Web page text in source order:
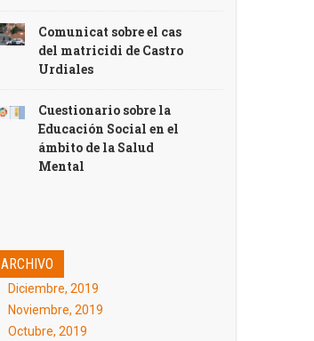
Comunicat sobre el cas
del matricidi de Castro
Urdiales
Cuestionario sobre la
Educación Social en el
ámbito de la Salud
Mental
ARCHIVO
Diciembre, 2019
Noviembre, 2019
Octubre, 2019